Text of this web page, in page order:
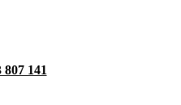
807 141